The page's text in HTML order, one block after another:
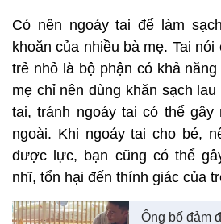
Có nên ngoáy tai để làm
khoăn của nhiều bà mẹ. Tai
trẻ nhỏ là bộ phận có khả
mẹ chỉ nên dùng khăn sạch
tai, tránh ngoáy tai có thể gây
ngoài. Khi ngoáy tai cho bé,
được lực, bạn cũng có thể
nhĩ, tổn hại đến thính giác của
Ông bố đảm